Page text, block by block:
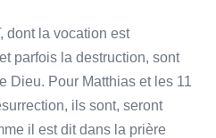
dont la vocation est
parfois la destruction, sont
Dieu. Pour Matthias et les 11
ils sont, seront
il est dit dans la prière